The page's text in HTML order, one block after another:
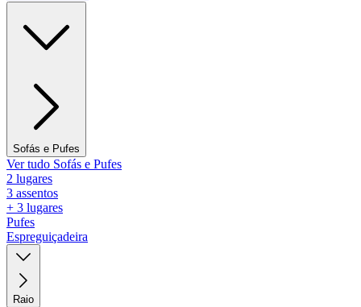
Sofás e Pufes
Ver tudo Sofás e Pufes
2 lugares
3 assentos
+ 3 lugares
Pufes
Espreguiçadeira
Raio